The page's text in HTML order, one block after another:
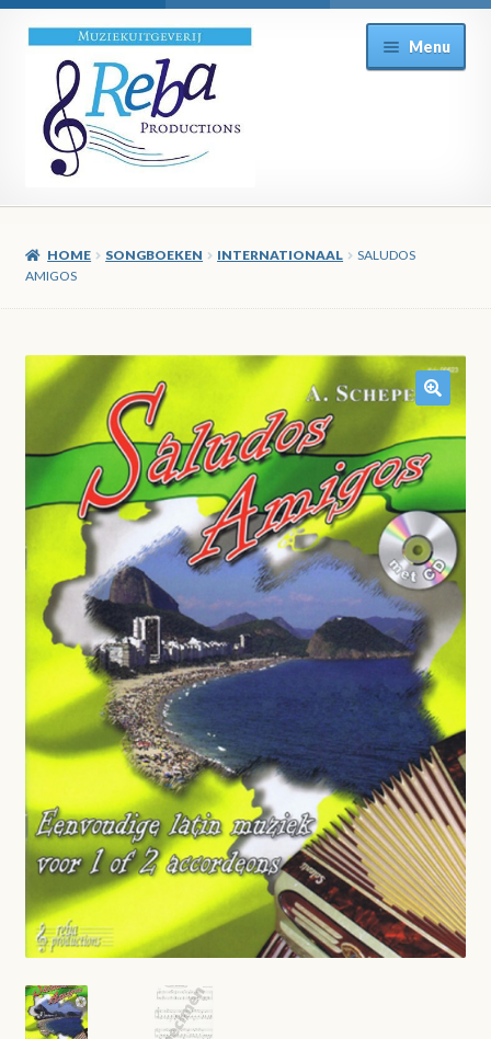
Ga
door
naar
navigatie
Ga
direct
naar
de
inhoud
Menu
HOME SONGBOEKEN INTERNATIONAAL
SALUDOS
AMIGOS